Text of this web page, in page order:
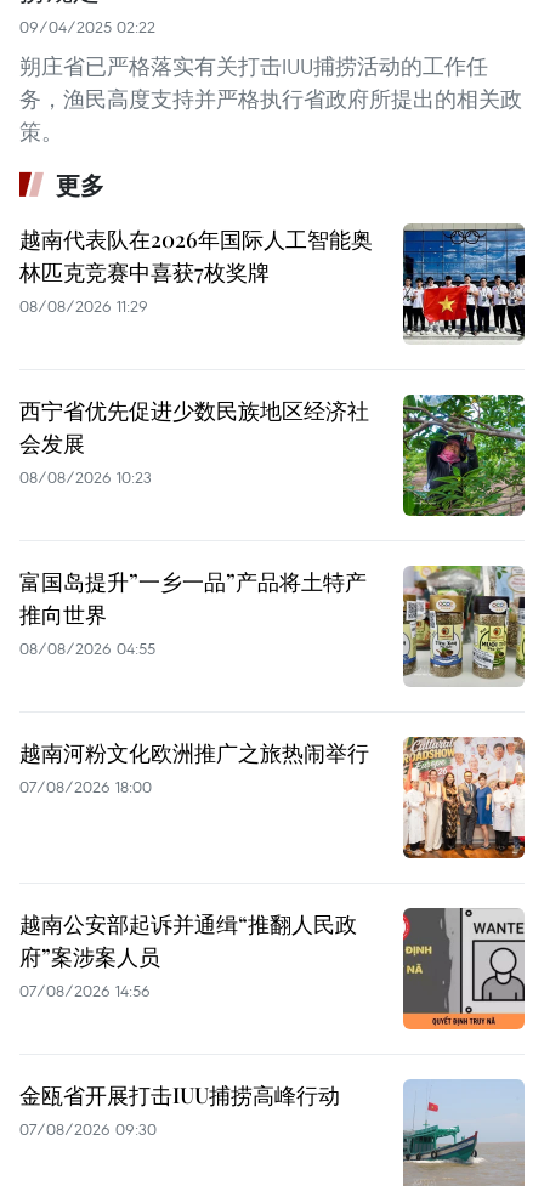
09/04/2025 02:22
朔庄省已严格落实有关打击IUU捕捞活动的工作任
务，渔民高度支持并严格执行省政府所提出的相关政
策。
更多
越南代表队在2026年国际人工智能奥
林匹克竞赛中喜获7枚奖牌
08/08/2026 11:29
西宁省优先促进少数民族地区经济社
会发展
08/08/2026 10:23
富国岛提升”一乡一品”产品将土特产
推向世界
08/08/2026 04:55
越南河粉文化欧洲推广之旅热闹举行
07/08/2026 18:00
越南公安部起诉并通缉“推翻人民政
府”案涉案人员
07/08/2026 14:56
金瓯省开展打击IUU捕捞高峰行动
07/08/2026 09:30